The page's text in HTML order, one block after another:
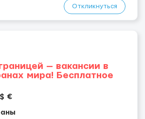
Откликнуться
— вакансии в
мира! Бесплатное
€